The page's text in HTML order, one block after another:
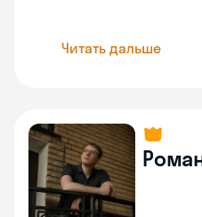
Читать дальше